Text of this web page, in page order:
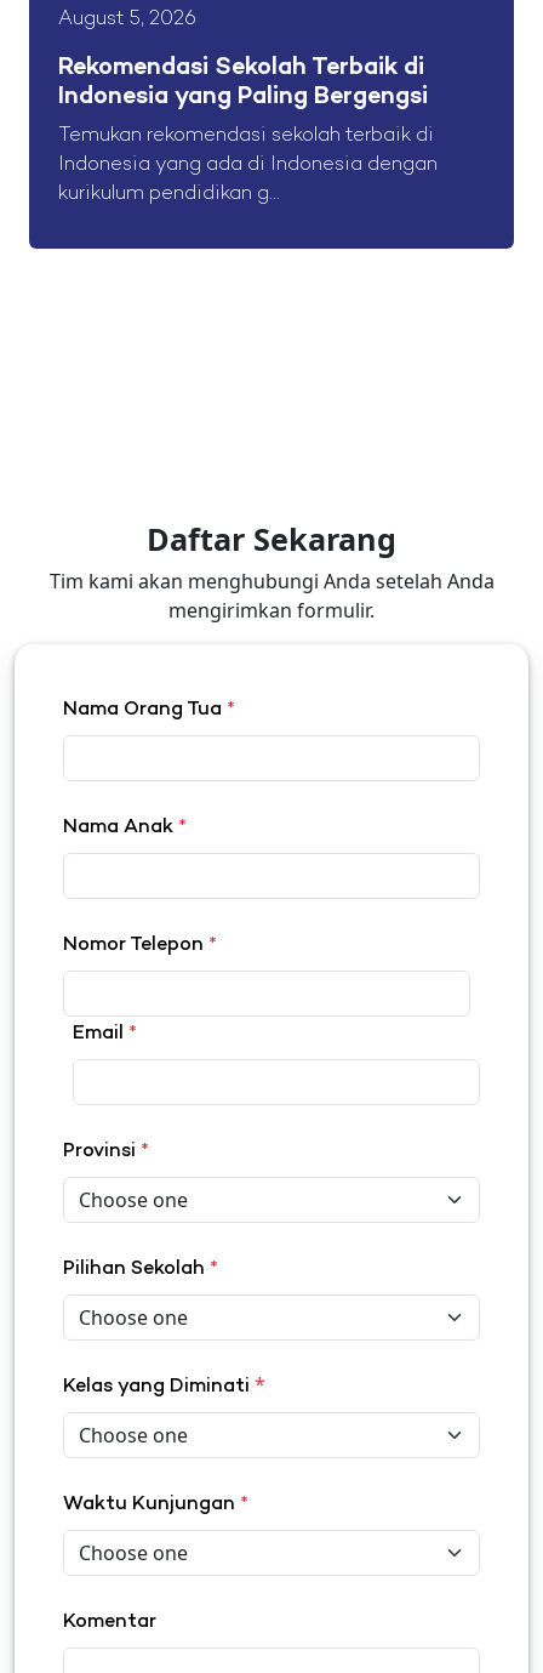
August 5, 2026
Rekomendasi Sekolah Terbaik di
Indonesia yang Paling Bergengsi
Temukan rekomendasi sekolah terbaik di
Indonesia yang ada di Indonesia dengan
kurikulum pendidikan g...
Daftar Sekarang
Tim kami akan menghubungi Anda setelah Anda
mengirimkan formulir.
Nama Orang Tua *
Nama Anak *
Nomor Telepon *
Email *
Provinsi *
Pilihan Sekolah *
Kelas yang Diminati *
Waktu Kunjungan *
Komentar